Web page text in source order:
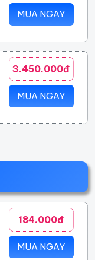
MUA NGAY
3.450.000đ
MUA NGAY
184.000đ
MUA NGAY